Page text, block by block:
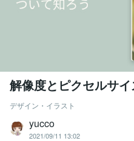
解像度とピクセルサ
デザイン・イラスト
yucco
2021/09/11 13:02